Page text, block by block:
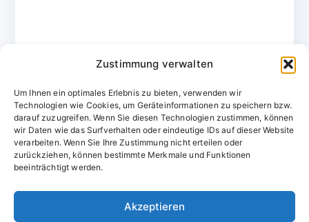
Zustimmung verwalten
Um Ihnen ein optimales Erlebnis zu bieten, verwenden wir
Technologien wie Cookies, um Geräteinformationen zu speichern bzw.
darauf zuzugreifen. Wenn Sie diesen Technologien zustimmen, können
wir Daten wie das Surfverhalten oder eindeutige IDs auf dieser Website
verarbeiten. Wenn Sie Ihre Zustimmung nicht erteilen oder
zurückziehen, können bestimmte Merkmale und Funktionen
beeinträchtigt werden.
Akzeptieren
Domainvergabestelle.de